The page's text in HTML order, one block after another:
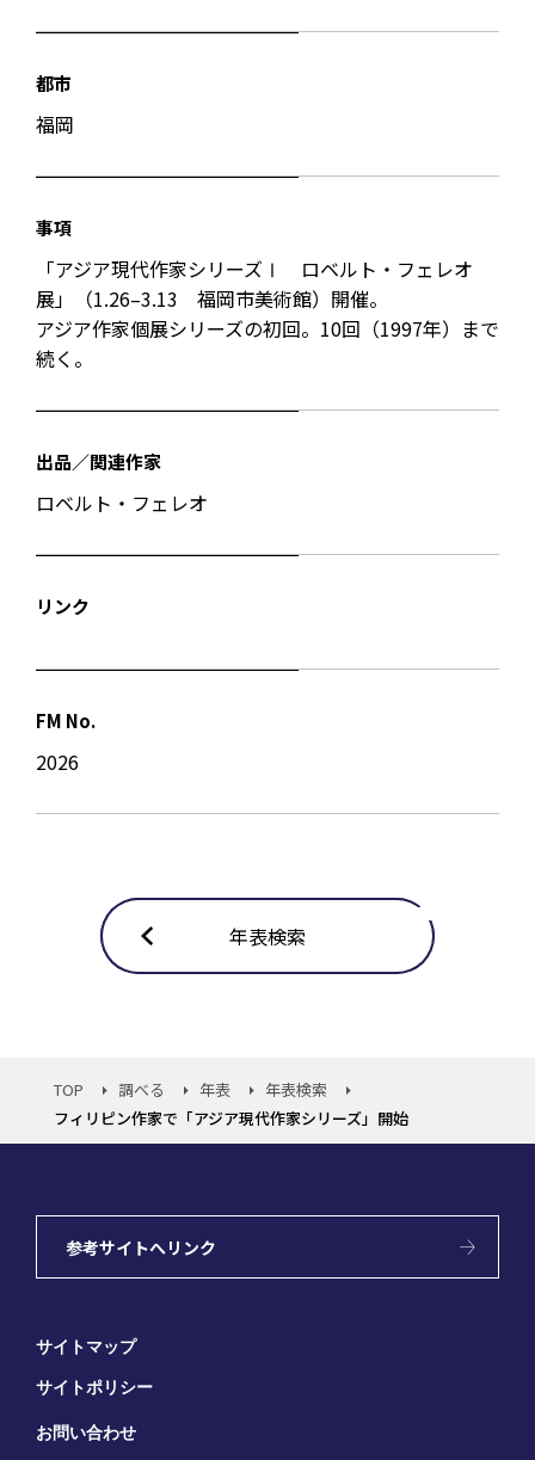
都市
福岡
事項
「アジア現代作家シリーズⅠ ロベルト・フェレオ
展」（1.26–3.13 福岡市美術館）開催。
アジア作家個展シリーズの初回。10回（1997年）まで
続く。
出品／関連作家
ロベルト・フェレオ
リンク
FM No.
2026
年表検索
TOP 調べる 年表
年表検索
フィリピン作家で「アジア現代作家シリーズ」開始
参考サイトへリンク
サイトマップ
サイトポリシー
お問い合わせ